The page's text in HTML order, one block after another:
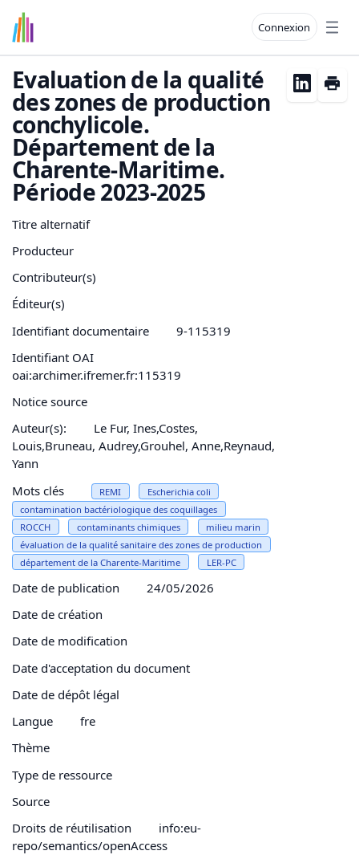
Connexion
Evaluation de la qualité
des zones de production
conchylicole.
Département de la
Charente-Maritime.
Période 2023-2025
Titre alternatif
Producteur
Contributeur(s)
Éditeur(s)
Identifiant documentaire
9-115319
Identifiant OAI
oai:archimer.ifremer.fr:115319
Notice source
Auteur(s):
Le Fur, Ines,Costes,
Louis,Bruneau, Audrey,Grouhel, Anne,Reynaud,
Yann
Mots clés
REMI
Escherichia coli
contamination bactériologique des coquillages
ROCCH
contaminants chimiques
milieu marin
évaluation de la qualité sanitaire des zones de production
département de la Charente-Maritime
LER-PC
Date de publication
24/05/2026
Date de création
Date de modification
Date d'acceptation du document
Date de dépôt légal
Langue
fre
Thème
Type de ressource
Source
Droits de réutilisation
info:eu-
repo/semantics/openAccess